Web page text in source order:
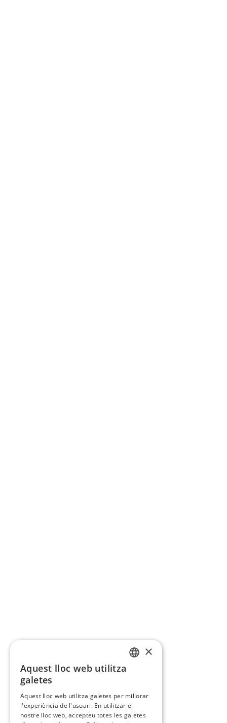
×
Aquest lloc web utilitza
galetes
Aquest lloc web utilitza galetes per millorar
l'experiència de l'usuari. En utilitzar el
nostre lloc web, accepteu totes les galetes